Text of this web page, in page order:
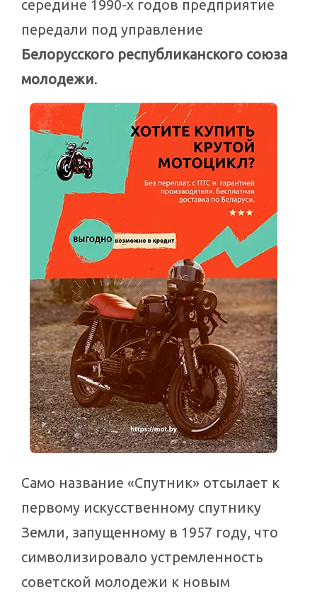
середине 1990-х годов предприятие
передали под управление
Белорусского республиканского союза
молодежи.
Само название «Спутник» отсылает к
первому искусственному спутнику
Земли, запущенному в 1957 году, что
символизировало устремленность
советской молодежи к новым